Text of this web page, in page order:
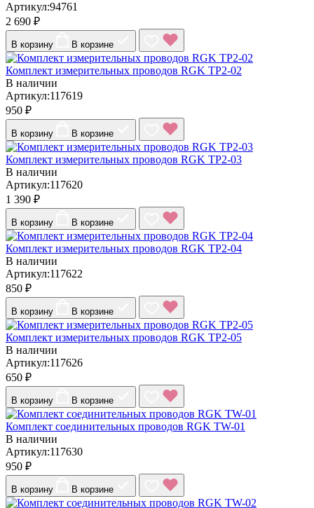
Артикул:94761
2 690 ₽
В корзину В корзине
Комплект измерительных проводов RGK TP2-02
В наличии
Артикул:117619
950 ₽
В корзину В корзине
Комплект измерительных проводов RGK TP2-03
В наличии
Артикул:117620
1 390 ₽
В корзину В корзине
Комплект измерительных проводов RGK TP2-04
В наличии
Артикул:117622
850 ₽
В корзину В корзине
Комплект измерительных проводов RGK TP2-05
В наличии
Артикул:117626
650 ₽
В корзину В корзине
Комплект соединительных проводов RGK TW-01
В наличии
Артикул:117630
950 ₽
В корзину В корзине